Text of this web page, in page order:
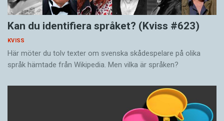
Kan du identifiera språket? (Kviss #623)
KVISS
Här möter du tolv texter om svenska skådespelare på olika
språk hämtade från Wikipedia. Men vilka är språken?